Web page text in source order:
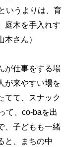
いうよりは、育
庭木を手入れす
さん）
が仕事をする場
が来やすい場を
てて、スナック
て、co-baを出
、子どもも一緒
と、まちの中